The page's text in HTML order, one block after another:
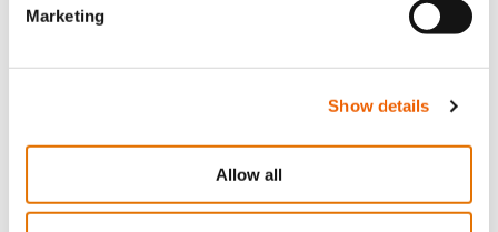
Marketing
Show details
Allow all
21 Ιουλίου, 2026
Οι 10 καλύτερες παραλίες της Κύπρου που μπορείτε
να επισκεφτείτε μόνο με σκάφος